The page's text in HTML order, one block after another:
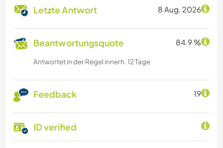
Letzte Antwort 8 Aug. 2026
Beantwortungsquote 84.9 %
Antwortet in der Regel innerh. 12 Tage
Feedback 19
ID verified